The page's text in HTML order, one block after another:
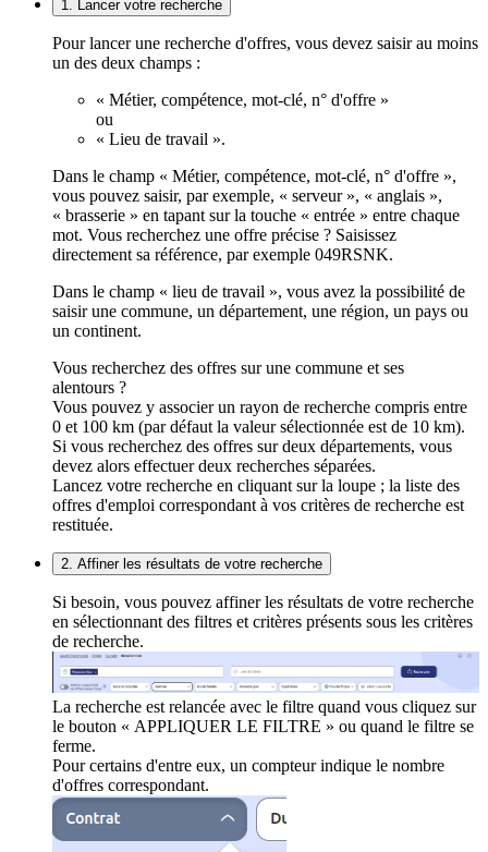
1. Lancer votre recherche
Pour lancer une recherche d'offres, vous devez saisir au moins
un des deux champs :
« Métier, compétence, mot-clé, n° d'offre »
ou
« Lieu de travail ».
Dans le champ « Métier, compétence, mot-clé, n° d'offre »,
vous pouvez saisir, par exemple, « serveur », « anglais »,
« brasserie » en tapant sur la touche « entrée » entre chaque
mot. Vous recherchez une offre précise ? Saisissez
directement sa référence, par exemple 049RSNK.
Dans le champ « lieu de travail », vous avez la possibilité de
saisir une commune, un département, une région, un pays ou
un continent.
Vous recherchez des offres sur une commune et ses
alentours ?
Vous pouvez y associer un rayon de recherche compris entre
0 et 100 km (par défaut la valeur sélectionnée est de 10 km).
Si vous recherchez des offres sur deux départements, vous
devez alors effectuer deux recherches séparées.
Lancez votre recherche en cliquant sur la loupe ; la liste des
offres d'emploi correspondant à vos critères de recherche est
restituée.
2. Affiner les résultats de votre recherche
Si besoin, vous pouvez affiner les résultats de votre recherche
en sélectionnant des filtres et critères présents sous les critères
de recherche.
La recherche est relancée avec le filtre quand vous cliquez sur
le bouton « APPLIQUER LE FILTRE » ou quand le filtre se
ferme.
Pour certains d'entre eux, un compteur indique le nombre
d'offres correspondant.